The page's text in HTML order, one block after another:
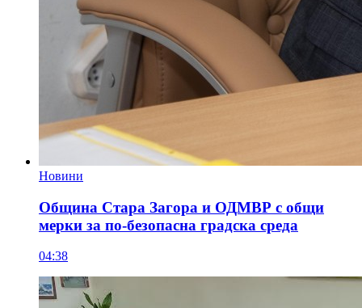
Новини
Община Стара Загора и ОДМВР с общи
мерки за по-безопасна градска среда
04:38